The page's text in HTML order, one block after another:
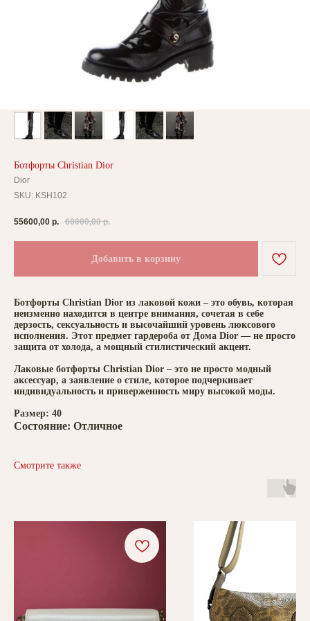
Ботфорты Christian Dior
Dior
SKU: KSH102
55600,00 р. 60000,00 р.
Добавить в корзину
Ботфорты Christian Dior из лаковой кожи – это обувь, которая
неизменно находится в центре внимания, сочетая в себе
дерзость, сексуальность и высочайший уровень люксового
исполнения. Этот предмет гардероба от Дома Dior — не просто
защита от холода, а мощный стилистический акцент.
Лаковые ботфорты Christian Dior – это не просто модный
аксессуар, а заявление о стиле, которое подчеркивает
индивидуальность и приверженность миру высокой моды.
Размер: 40
Состояние: Отличное
Смотрите также